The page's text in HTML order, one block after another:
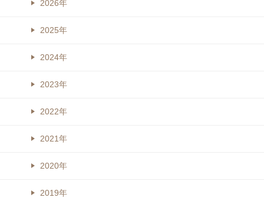
2026年
2025年
2024年
2023年
2022年
2021年
2020年
2019年